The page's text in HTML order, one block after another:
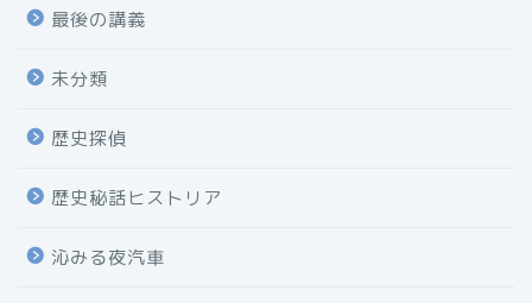
最後の講義
未分類
歴史探偵
歴史秘話ヒストリア
沁みる夜汽車